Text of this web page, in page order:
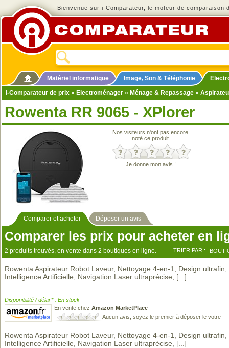
Bienvenue sur i-Comparateur, le moteur de comparaison
Matériel informatique Image, Son & Téléphonie
i-Comparateur de prix » Electroménager » Ménage & Repassage »
Rowenta RR 9065 - XPlorer
Nos visiteurs n'ont pas encore
noté ce produit
Je donne mon avis !
Comparer et acheter Déposer un avis
Comparer les prix pour acheter en
2 produits trouvés, en vente dans 2 boutiques en ligne. TRIER PAR :
Rowenta Aspirateur Robot Laveur, Nettoyage 4-en-1, Design ultrafin,
Intelligence Artificielle, Navigation Laser ultraprécise, [...]
Disponibilité / délai * : En stock
En vente chez Amazon MarketPlace
Aucun avis, soyez le premier à déposer le votre
Rowenta Aspirateur Robot Laveur, Nettoyage 4-en-1, Design ultrafin,
Intelligence Artificielle, Navigation Laser ultraprécise, [...]